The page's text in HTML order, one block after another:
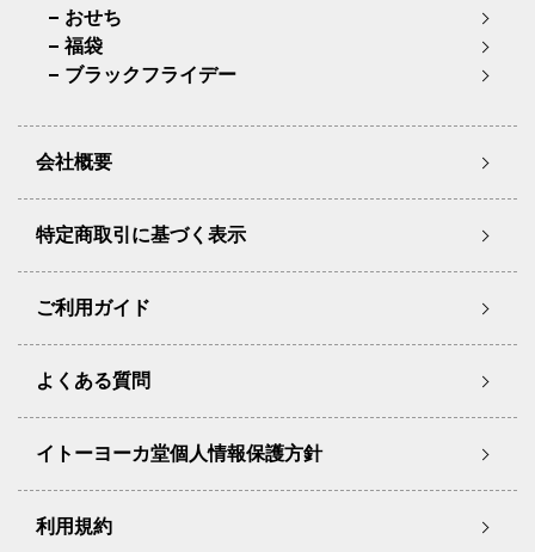
おせち
福袋
ブラックフライデー
会社概要
特定商取引に基づく表示
ご利用ガイド
よくある質問
イトーヨーカ堂個人情報保護方針
利用規約